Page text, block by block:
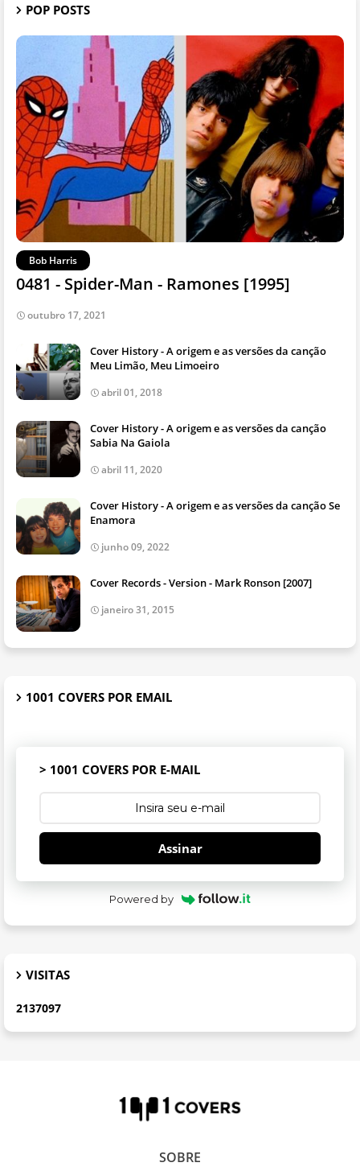
POP POSTS
Bob Harris
0481 - Spider-Man - Ramones [1995]
outubro 17, 2021
Cover History - A origem e as versões da canção
Meu Limão, Meu Limoeiro
abril 01, 2018
Cover History - A origem e as versões da canção
Sabia Na Gaiola
abril 11, 2020
Cover History - A origem e as versões da canção Se
Enamora
junho 09, 2022
Cover Records - Version - Mark Ronson [2007]
janeiro 31, 2015
1001 COVERS POR EMAIL
> 1001 COVERS POR E-MAIL
Assinar
Powered by
VISITAS
2137097
SOBRE